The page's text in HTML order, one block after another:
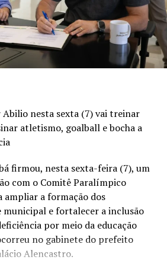
pelo excelente trabalho realizado.
localizar e prender o
D’Oeste, a cerca de 89
e Lacerda. Essa prisão representa
delegacia por uso de linha chilena
Municipal em Várzea
mulher a pauladas em Sinop é
um ano de fuga
nesta sexta (7) vai treinar
atletismo, goalball e bocha a
firmou, nesta sexta-feira (7), um
com o Comitê Paralímpico
ampliar a formação dos
municipal e fortalecer a inclusão
por meio da educação
no gabinete do prefeito
Alencastro.